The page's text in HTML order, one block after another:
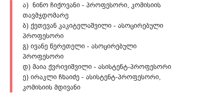
ა) ნინო ჩიქოვანი - პროფესორი, კომისიის
თავმჯდომარე
ბ) ქეთევან კაკიტელაშვილი - ასოცირებული
პროფესორი
გ) ივანე წერეთელი - ასოცირებული
პროფესორი
დ) მაია ქვრივიშვილი - ასისტენტ-პროფესორი
ე) ირაკლი ჩხაიძე - ასისტენტ-პროფესორი,
კომისიის მდივანი